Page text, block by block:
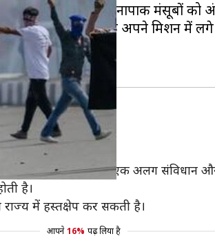
आतंकी घाटी में अपने नापाक मंसूबों को
का परचम लहराने के अपने मिशन में लगे
प्रदान करती है।
के तहत राज्य को अपना एक अलग संविधान
है।
में हस्तक्षेप कर सकती है।
आपने 16% पढ़ लिया है